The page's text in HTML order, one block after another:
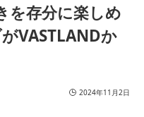
を存分に楽しめ
VASTLANDか
2024年11月2日